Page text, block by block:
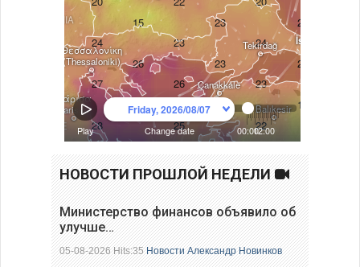
НОВОСТИ ПРОШЛОЙ НЕДЕЛИ
Министерство финансов объявило об
улучше…
05-08-2026 Hits:35Новости Александр Новинков